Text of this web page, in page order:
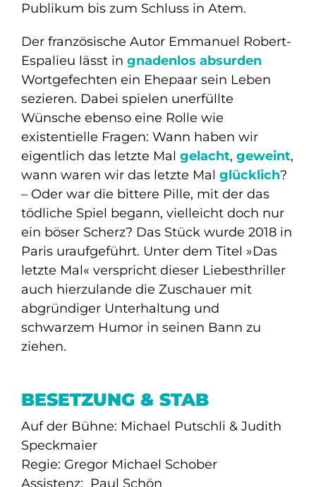
Publikum bis zum Schluss in Atem.
Der französische Autor Emmanuel Robert-
Espalieu lässt in gnadenlos absurden
Wortgefechten ein Ehepaar sein Leben
sezieren. Dabei spielen unerfüllte
Wünsche ebenso eine Rolle wie
existentielle Fragen: Wann haben wir
eigentlich das letzte Mal gelacht, geweint,
wann waren wir das letzte Mal glücklich?
– Oder war die bittere Pille, mit der das
tödliche Spiel begann, vielleicht doch nur
ein böser Scherz? Das Stück wurde 2018 in
Paris uraufgeführt. Unter dem Titel »Das
letzte Mal« verspricht dieser Liebesthriller
auch hierzulande die Zuschauer mit
abgründiger Unterhaltung und
schwarzem Humor in seinen Bann zu
ziehen.
BESETZUNG & STAB
Auf der Bühne: Michael Putschli & Judith
Speckmaier
Regie: Gregor Michael Schober
Assistenz: Paul Schön